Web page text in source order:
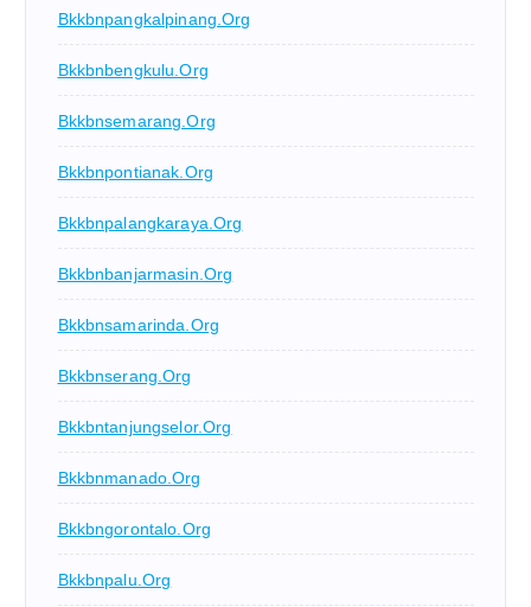
Bkkbnpangkalpinang.org
Bkkbnbengkulu.org
Bkkbnsemarang.org
Bkkbnpontianak.org
Bkkbnpalangkaraya.org
Bkkbnbanjarmasin.org
Bkkbnsamarinda.org
Bkkbnserang.org
Bkkbntanjungselor.org
Bkkbnmanado.org
Bkkbngorontalo.org
Bkkbnpalu.org